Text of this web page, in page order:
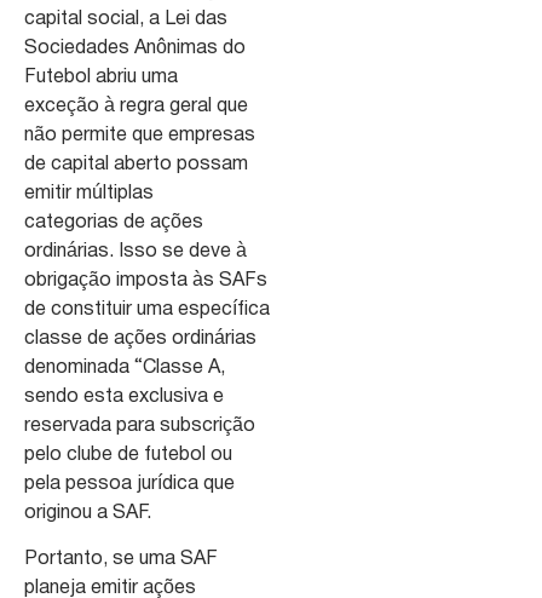
capital social, a Lei das
Sociedades Anônimas do
Futebol abriu uma
exceção à regra geral que
não permite que empresas
de capital aberto possam
emitir múltiplas
categorias de ações
ordinárias. Isso se deve à
obrigação imposta às SAFs
de constituir uma específica
classe de ações ordinárias
denominada “Classe A,
sendo esta exclusiva e
reservada para subscrição
pelo clube de futebol ou
pela pessoa jurídica que
originou a SAF.
Portanto, se uma SAF
planeja emitir ações